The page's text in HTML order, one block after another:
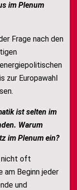
im Plenum
Frage nach den
zur Europawahl
ist selten im
Warum
im Plenum ein?
nicht oft
Beginn jeder
und